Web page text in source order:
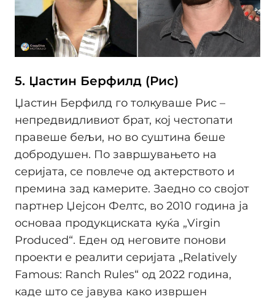
5. Џастин Берфилд (Рис)
Џастин Берфилд го толкуваше Рис –
непредвидливиот брат, кој честопати
правеше бељи, но во суштина беше
добродушен. По завршувањето на
серијата, се повлече од актерството и
премина зад камерите. Заедно со својот
партнер Џејсон Фелтс, во 2010 година ја
основаа продукциската куќа „Virgin
Produced“. Еден од неговите понови
проекти е реалити серијата „Relatively
Famous: Ranch Rules“ од 2022 година,
каде што се јавува како извршен